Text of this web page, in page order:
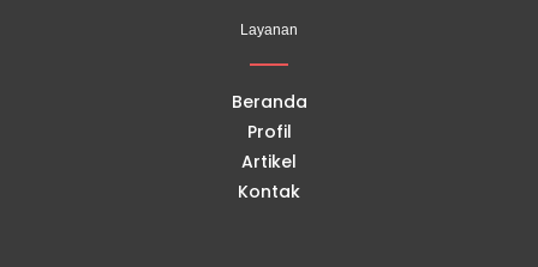
Layanan
Beranda
Profil
Artikel
Kontak